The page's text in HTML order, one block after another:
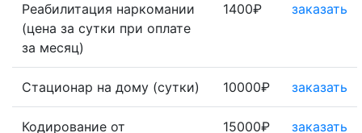
Реабилитация наркомании
(цена за сутки при оплате
за месяц)
1400₽ заказать
Стационар на дому (сутки) 10000₽ заказать
Кодирование от 15000₽ заказать